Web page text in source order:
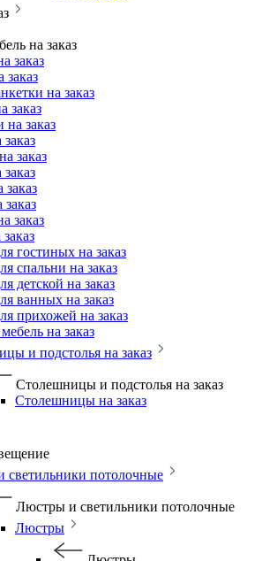
на заказ
заказ
заказ
на заказ
заказ
на заказ
заказ
заказ
заказ
гостиных на заказ
спальни на заказ
детской на заказ
ванных на заказ
прихожей на заказ
на заказ
и подстолья на заказ
Столешницы и подстолья на заказ
Столешницы на заказ
светильники потолочные
Люстры и светильники потолочные
Люстры